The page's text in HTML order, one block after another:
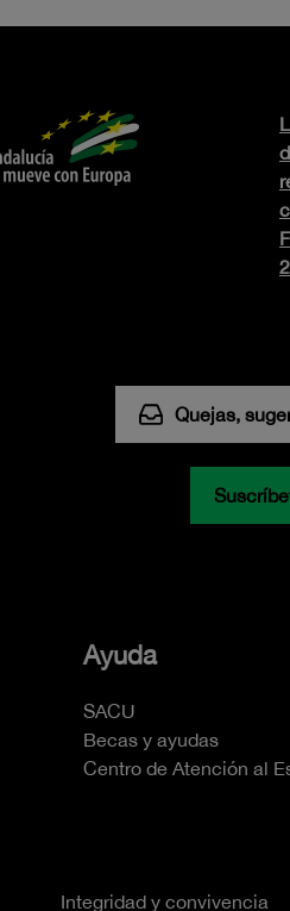
Quejas,
Ayuda
SACU
Becas y ayudas
Centro de Atención al
Integridad y convivencia